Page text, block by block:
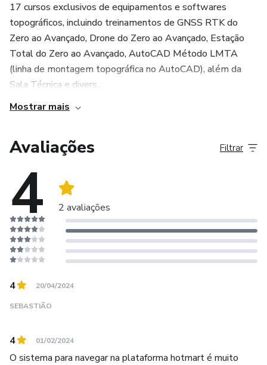
Levantamento Automático
Locação
Locação de eixo ou linha com offset
Nivelamento de cota
Transformar
Transformar UTM em Topográfica Local (incluso apenas
nesse combo)
Eles estão disponíveis nos formatos PDF e HTML (para
inserir dentro da coletora de dados)
Redução de despesas
Jeito pratico de utilizar as ferramentas
Melhorar sua forma de agir com o RTK
Aumentar sua produção
17 cursos exclusivos de equipamentos e softwares
topográficos, incluindo treinamentos de GNSS RTK do
Zero ao Avançado, Drone do Zero ao Avançado, Estação
Total do Zero ao Avançado, AutoCAD Método LMTA
(linha de montagem topográfica no AutoCAD), além da
Sala Técnica e divers...
Mostrar mais
Avaliações
4 2 avaliações
Filtrar
4 20/04/2024
SEBASTIÃO
4 01/02/2024
O sistema para navegar na plataforma hotmart é muito